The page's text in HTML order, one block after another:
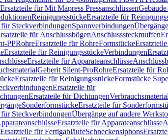
Ersatzteile für Mit Mapress Pressanschlüssen
ReinigungsstückeErsatzteile für
SteckverbindungenSpannverbindungen
für AnschlussbögenAnschlusssteckmuffen
PPRohreErsatzteile für RohreFormstücke
Ersatzteile für ReinigungsstückeVerbindungen
Ersatzteile für Apparateanschlüsse
Geberit Silent-ProRohreErsatzteile für
Ersatzteile für ReinigungsstückeFormstücke
Ersatzteile für
Ersatzteile für DichtungenVerbrauchsmaterial
SonderformstückeErsatzteile für
SteckverbindungenÜbergänge auf andere
Ersatzteile für Apparateanschlüsse
Ersatzteile für FertigabläufeSchneckensiphons